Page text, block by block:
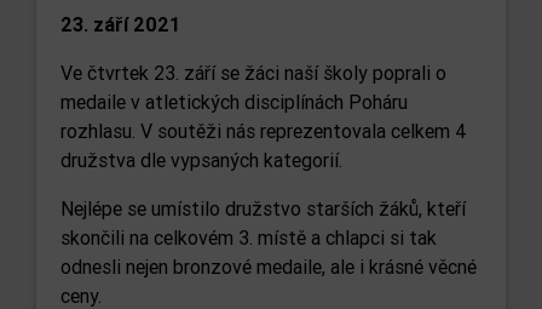
23. září 2021
Ve čtvrtek 23. září se žáci naší školy poprali o
medaile v atletických disciplínách Poháru
rozhlasu. V soutěži nás reprezentovala celkem 4
družstva dle vypsaných kategorií.
Nejlépe se umístilo družstvo starších žáků, kteří
skončili na celkovém 3. místě a chlapci si tak
odnesli nejen bronzové medaile, ale i krásné věcné
ceny.